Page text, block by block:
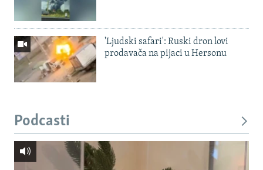
'Ljudski safari': Ruski dron lovi
prodavača na pijaci u Hersonu
Podcasti